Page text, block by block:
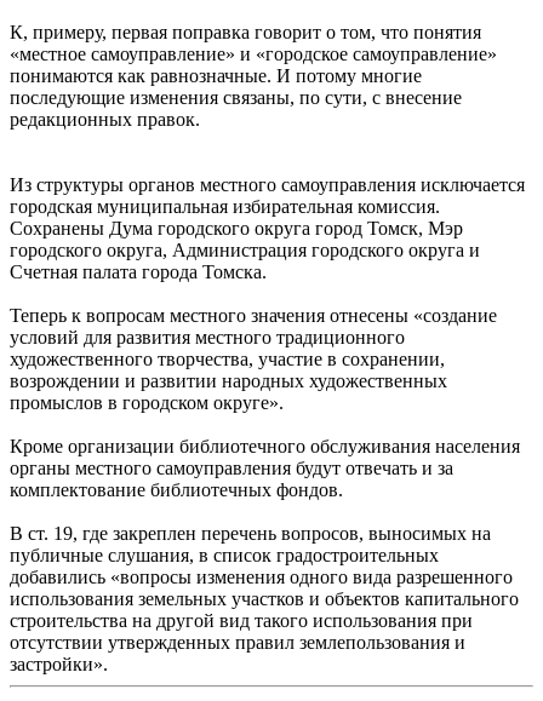
К, примеру, первая поправка говорит о том, что понятия
«местное самоуправление» и «городское самоуправление»
понимаются как равнозначные. И потому многие
последующие изменения связаны, по сути, с внесение
редакционных правок.
Из структуры органов местного самоуправления исключается
городская муниципальная избирательная комиссия.
Сохранены Дума городского округа город Томск, Мэр
городского округа, Администрация городского округа и
Счетная палата города Томска.
Теперь к вопросам местного значения отнесены «создание
условий для развития местного традиционного
художественного творчества, участие в сохранении,
возрождении и развитии народных художественных
промыслов в городском округе».
Кроме организации библиотечного обслуживания населения
органы местного самоуправления будут отвечать и за
комплектование библиотечных фондов.
В ст. 19, где закреплен перечень вопросов, выносимых на
публичные слушания, в список градостроительных
добавились «вопросы изменения одного вида разрешенного
использования земельных участков и объектов капитального
строительства на другой вид такого использования при
отсутствии утвержденных правил землепользования и
застройки».